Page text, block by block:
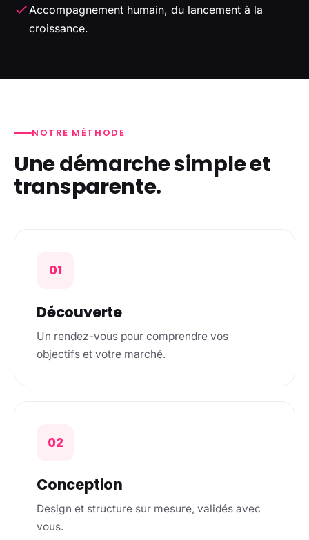
Accompagnement humain, du lancement à la
croissance.
NOTRE MÉTHODE
Une démarche simple et
transparente.
01
Découverte
Un rendez-vous pour comprendre vos
objectifs et votre marché.
02
Conception
Design et structure sur mesure, validés avec
vous.